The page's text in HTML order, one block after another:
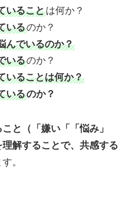
いることは何か？
いるのか？
んでいるのか？
いるのか？
いることは何か？
いるのか？
と（「嫌い「「悩み」
理解することで、共感する
。